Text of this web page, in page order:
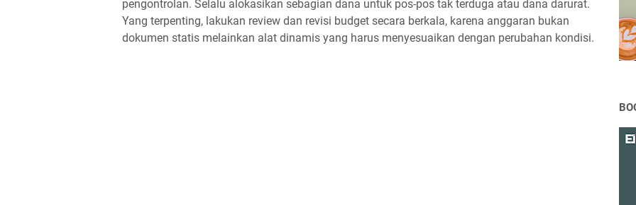
pengontrolan. Selalu alokasikan sebagian dana untuk pos-pos tak terduga atau dana darurat.
Yang terpenting, lakukan review dan revisi budget secara berkala, karena anggaran bukan
dokumen statis melainkan alat dinamis yang harus menyesuaikan dengan perubahan kondisi.